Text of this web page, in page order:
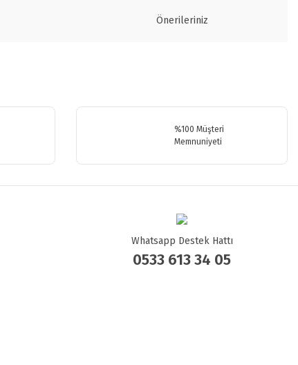
Önerileriniz
%100 Müşteri
Memnuniyeti
Whatsapp Destek Hattı
0533 613 34 05